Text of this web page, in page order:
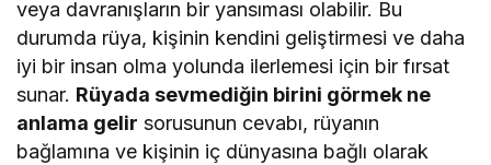
veya davranışların bir yansıması olabilir. Bu
durumda rüya, kişinin kendini geliştirmesi ve daha
iyi bir insan olma yolunda ilerlemesi için bir fırsat
sunar. Rüyada sevmediğin birini görmek ne
anlama gelir sorusunun cevabı, rüyanın
bağlamına ve kişinin iç dünyasına bağlı olarak